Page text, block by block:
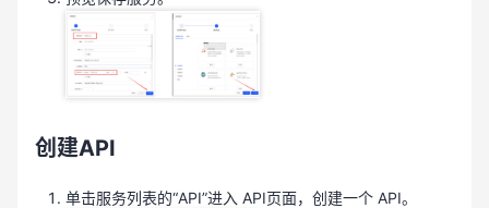
创建API
单击服务列表的“API”进入 API页面，创建一个 API。